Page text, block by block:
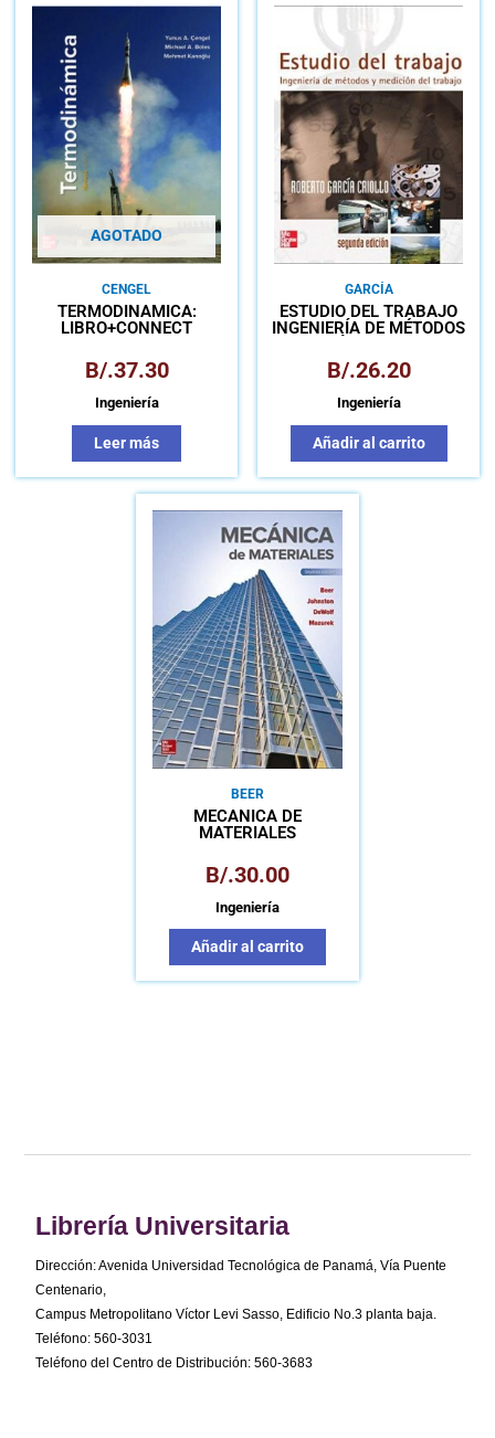
AGOTADO
CENGEL
TERMODINÁMICA:
LIBRO+CONNECT
B/.37.30
Ingeniería
Leer más
GARCÍA
ESTUDIO DEL TRABAJO
INGENIERÍA DE MÉTODOS
B/.26.20
Ingeniería
Añadir al carrito
BEER
MECÁNICA DE
MATERIALES
B/.30.00
Ingeniería
Añadir al carrito
Librería Universitaria
Dirección: Avenida Universidad Tecnológica de Panamá, Vía Puente
Centenario,
Campus Metropolitano Víctor Levi Sasso, Edificio No.3 planta baja.
Teléfono: 560-3031
Teléfono del Centro de Distribución: 560-3683